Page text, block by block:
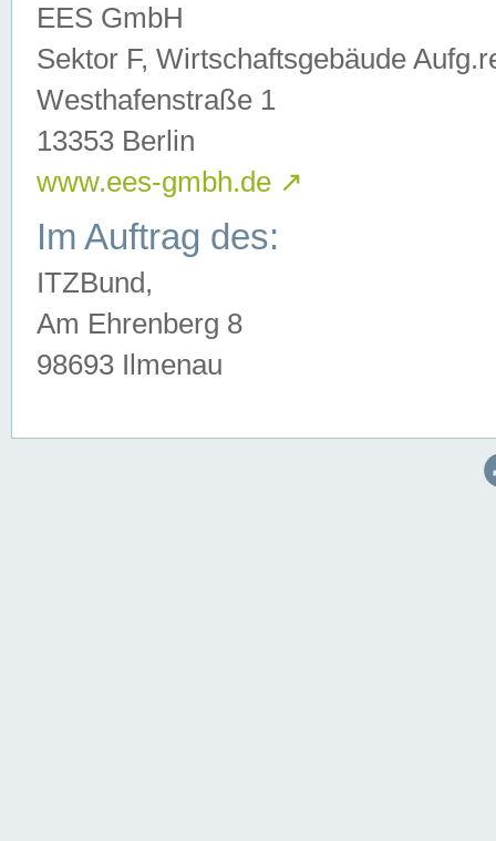
EES GmbH
Sektor F, Wirtschaftsgebäude
Westhafenstraße 1
13353 Berlin
www.ees-gmbh.de ↗
Im Auftrag des:
ITZBund,
Am Ehrenberg 8
98693 Ilmenau